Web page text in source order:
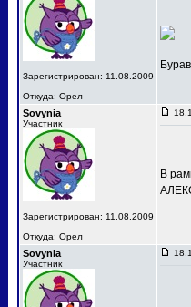
Зарегистрирован: 11.08.2009
Откуда: Орел
Sovynia
Участник
Зарегистрирован: 11.08.2009
Откуда: Орел
В
Sovynia
Участник